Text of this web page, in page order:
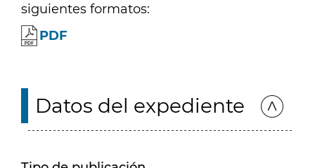
siguientes formatos:
PDF
Datos del expediente